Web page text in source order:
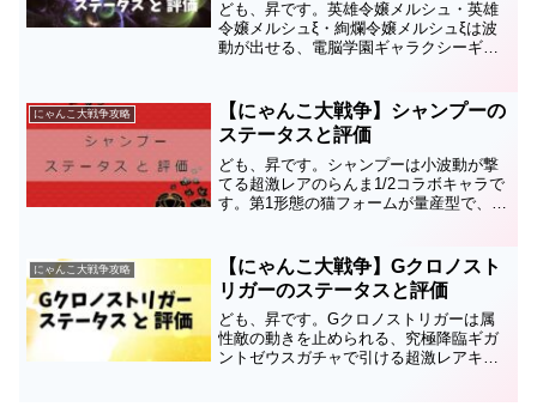
価
ども、昇です。英雄令嬢メルシュ・英雄
令嬢メルシュξ・絢爛令嬢メルシュξは波
動が出せる、電脳学園ギャラクシーギャ
英雄令嬢メルシュξ・絢爛令嬢メルシュξ
のステータスと評価につ...
にゃんこ大戦争攻略
【にゃんこ大戦争】シャンプーの
ステータスと評価
ども、昇です。シャンプーは小波動が撃
てる超激レアのらんま1/2コラボキャラで
す。第1形態の猫フォームが量産型で、第
タスと評価についてまとめているので、
育成の順番や編成、...
にゃんこ大戦争攻略
【にゃんこ大戦争】Gクロノスト
リガーのステータスと評価
ども、昇です。Gクロノストリガーは属
性敵の動きを止められる、究極降臨ギガ
ントゼウスガチャで引ける超激レアキャ